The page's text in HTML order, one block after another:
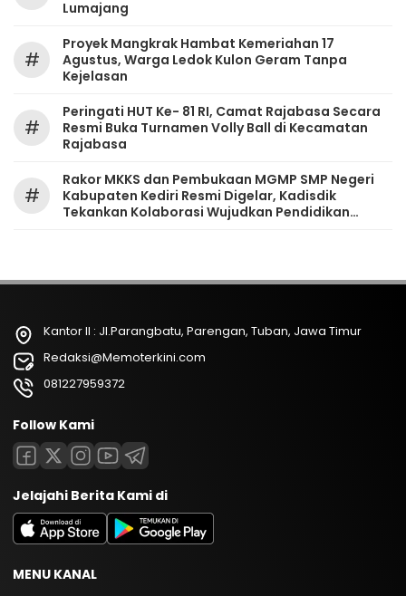
Lumajang
#
‎Proyek Mangkrak Hambat Kemeriahan 17
Agustus, Warga Ledok Kulon Geram Tanpa
Kejelasan
#
Peringati HUT Ke- 81 RI, Camat Rajabasa Secara
Resmi Buka Turnamen Volly Ball di Kecamatan
Rajabasa
#
Rakor MKKS dan Pembukaan MGMP SMP Negeri
Kabupaten Kediri Resmi Digelar, Kadisdik
Tekankan Kolaborasi Wujudkan Pendidikan
Kantor II : Jl.Parangbatu, Parengan, Tuban, Jawa Timur
Redaksi@Memoterkini.com
081227959372
Follow Kami
Jelajahi Berita Kami di
MENU KANAL